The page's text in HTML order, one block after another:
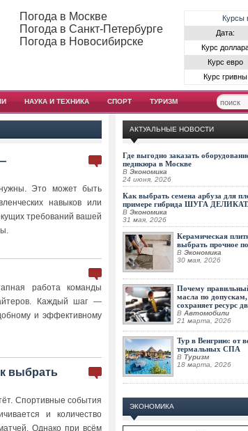
Курсы
Дата:
Курс
Курс евро
Курс гривны
Погода в Москве
Погода в Санкт-Петербурге
Погода в Новосибирске
НАУКА И ТЕХНИКА СПОРТ ТУРИЗМ
Это может быть
навыков или
требований вашей
работа команды
Каждый шаг —
и эффективному
выбрать
Спортивные события
и количество
Однако при всём
АКТУАЛЬНЫЕ НОВОСТИ
Где выгодно заказать
педикюра в Москве
В Экономика
24 июня, 2026
Как выбрать семена арбуза для
примере гибрида ШУГА
В Экономика
31 мая, 2026
Керамическая
выбрать прочное
В Экономика
30 мая, 2026
Почему
масла по допускам,
сохраняет ресурс
В Автомобили
21 марта, 2026
Тур в Венгрию: от
термальных СПА
В Туризм
18 марта, 2026
ЭКОНОМИКА